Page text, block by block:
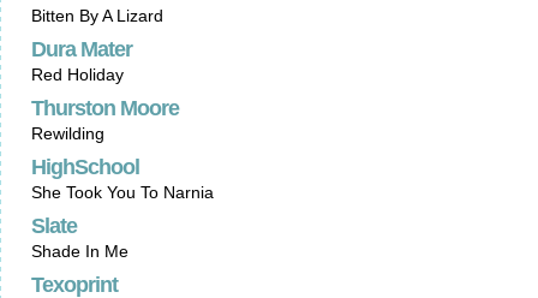
Bitten By A Lizard
Dura Mater
Red Holiday
Thurston Moore
Rewilding
HighSchool
She Took You To Narnia
Slate
Shade In Me
Texoprint